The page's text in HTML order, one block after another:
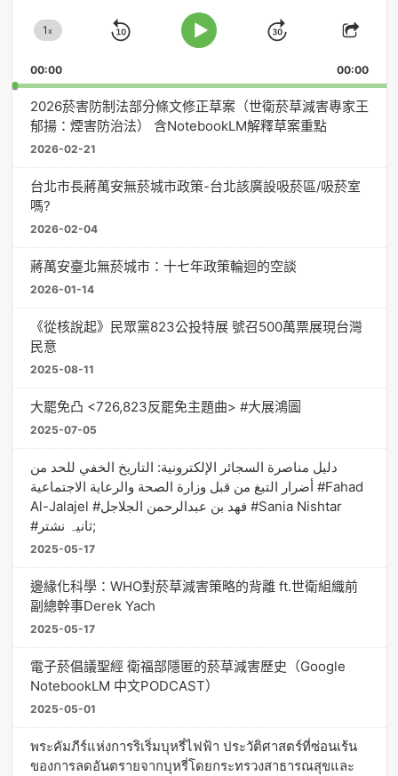
Change
Rate
1x
Skip
Play
Jump
Forward
Share
00:00 00:00
2026菸害防制法部分條文修正草案（世衛菸草減害專家王
郁揚：煙害防治法） 含NotebookLM解釋草案重點
2026-02-21
台北市長蔣萬安無菸城市政策-台北該廣設吸菸區/吸菸室
嗎?
2026-02-04
蔣萬安臺北無菸城市：十七年政策輪迴的空談
2026-01-14
《從核說起》民眾黨823公投特展 號召500萬票展現台灣
民意
2025-08-11
大罷免凸 <726,823反罷免主題曲> #大展鴻圖
2025-07-05
دليل مناصرة السجائر الإلكترونية: التاريخ الخفي للحد من
أضرار التبغ من قبل وزارة الصحة والرعاية الاجتماعية #Fahad
Al-Jalajel #فهد بن عبدالرحمن الجلاجل #Sania Nishtar
#ثانیہ نشتر;
2025-05-17
邊緣化科學：WHO對菸草減害策略的背離 ft.世衛組織前
副總幹事Derek Yach
2025-05-17
電子菸倡議聖經 衛福部隱匿的菸草減害歷史（Google
NotebookLM 中文PODCAST）
2025-05-01
พระคัมภีร์แห่งการริเริ่มบุหรี่ไฟฟ้า ประวัติศาสตร์ที่ซ่อนเร้น
ของการลดอันตรายจากบุหรี่โดยกระทรวงสาธารณสุขและ